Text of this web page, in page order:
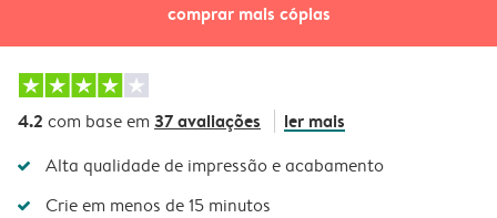
comprar mais cópias
4.2 com base em 37 avaliações ler mais
Alta qualidade de impressão e acabamento
Crie em menos de 15 minutos